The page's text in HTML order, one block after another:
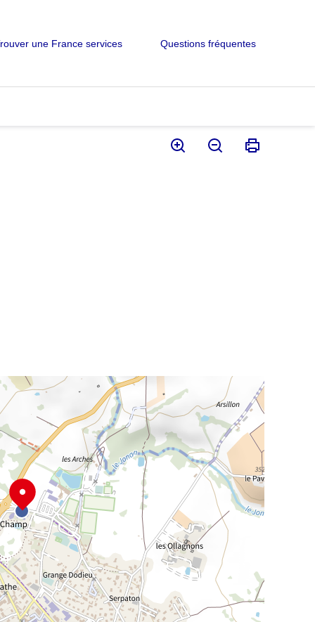
une France services Questions fréquentes